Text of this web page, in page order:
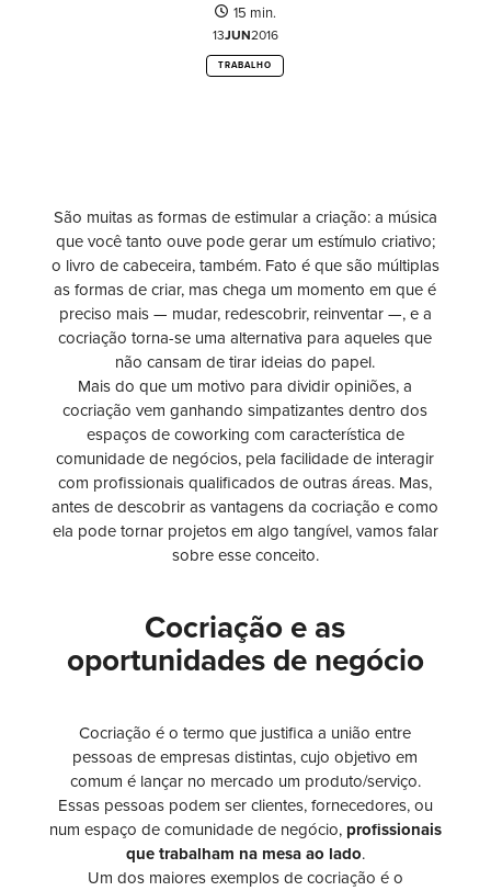
São muitas as formas de estimular a criação: a música
que você tanto ouve pode gerar um estímulo criativo;
o livro de cabeceira, também. Fato é que são múltiplas
as formas de criar, mas chega um momento em que é
preciso mais — mudar, redescobrir, reinventar —, e a
cocriação torna-se uma alternativa para aqueles que
não cansam de tirar ideias do papel.
Mais do que um motivo para dividir opiniões, a
cocriação vem ganhando simpatizantes dentro dos
espaços de coworking com característica de
comunidade de negócios, pela facilidade de interagir
com profissionais qualificados de outras áreas. Mas,
antes de descobrir as vantagens da cocriação e como
ela pode tornar projetos em algo tangível, vamos falar
sobre esse conceito.
Cocriação e as
oportunidades de negócio
Cocriação é o termo que justifica a união entre
pessoas de empresas distintas, cujo objetivo em
comum é lançar no mercado um produto/serviço.
Essas pessoas podem ser clientes, fornecedores, ou
num espaço de comunidade de negócio,profissionais
que trabalham na mesa ao lado.
Um dos maiores exemplos de cocriação é o
15 min.
13JUN2016
TRABALHO